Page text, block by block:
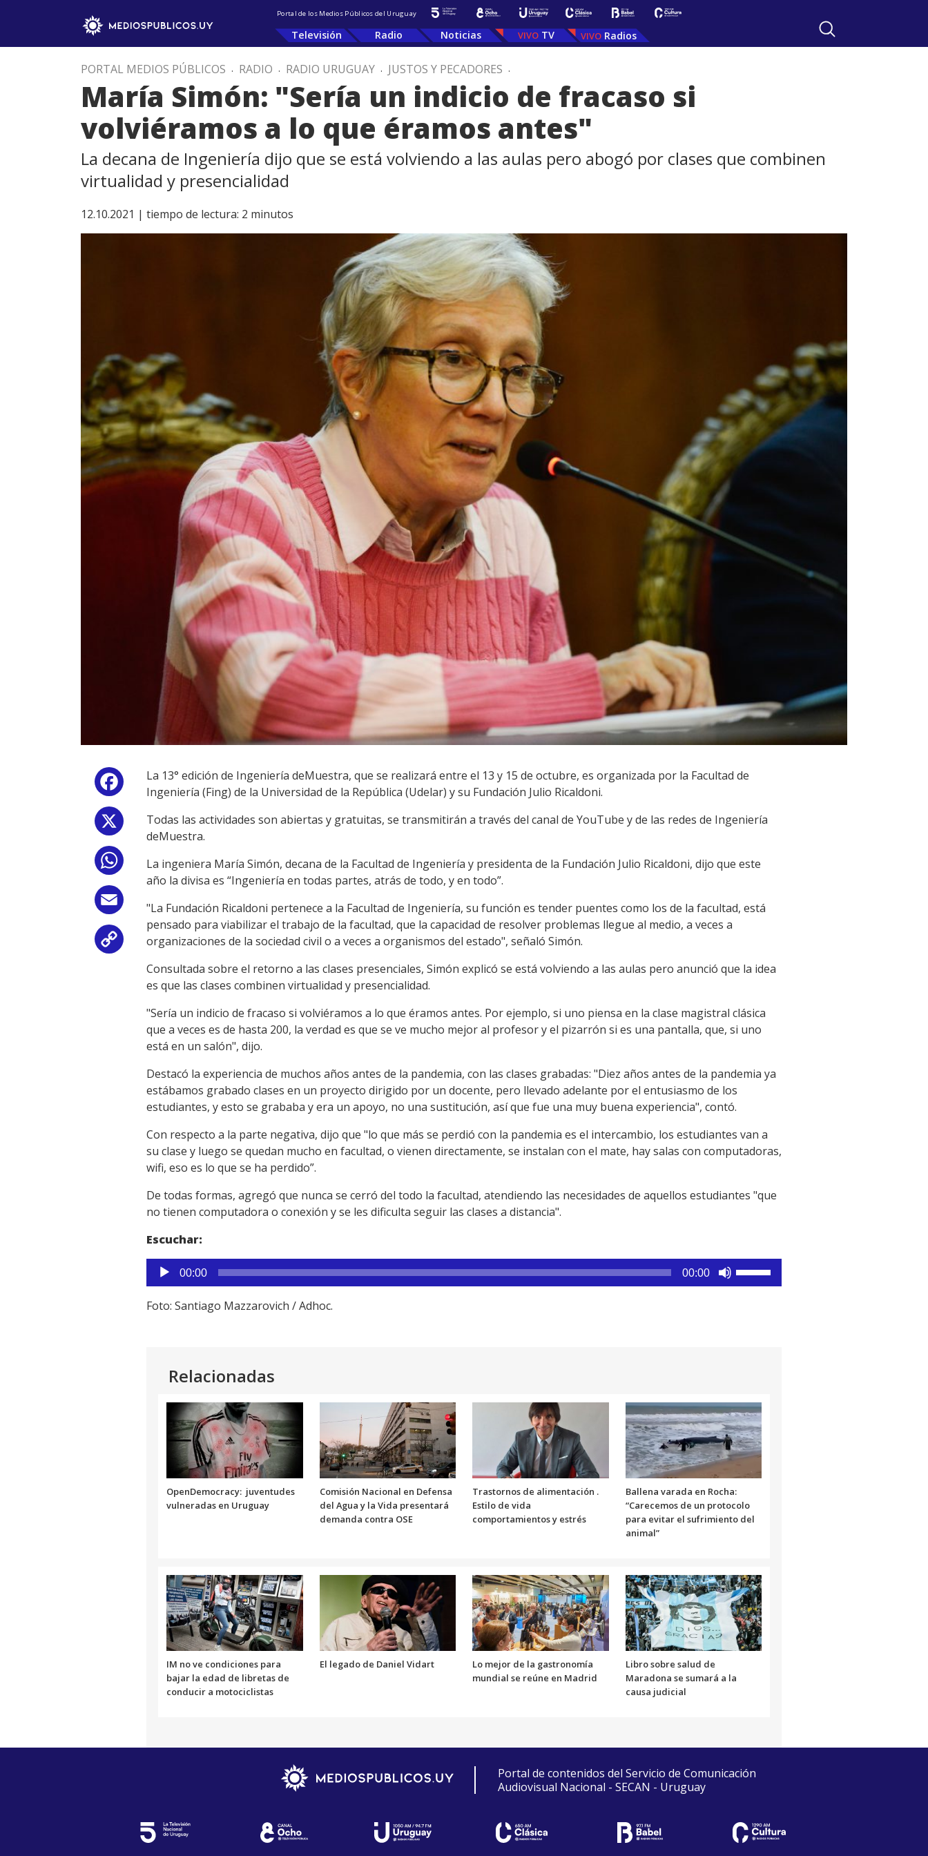
Portal de los Medios Públicos del Uruguay
Televisión Radio Noticias TV Radios
PORTAL MEDIOS PÚBLICOS . RADIO . RADIO URUGUAY . JUSTOS Y PECADORES .
María Simón: "Sería un indicio de fracaso si
volviéramos a lo que éramos antes"
La decana de Ingeniería dijo que se está volviendo a las aulas pero abogó por clases que combinen
virtualidad y presencialidad
12.10.2021 | tiempo de lectura: 2 minutos
Facebook
WhatsApp
Email
Copy
Link
La 13° edición de Ingeniería deMuestra, que se realizará entre el 13 y 15 de octubre, es organizada por la Facultad de
Ingeniería (Fing) de la Universidad de la República (Udelar) y su Fundación Julio Ricaldoni.
Todas las actividades son abiertas y gratuitas, se transmitirán a través del canal de YouTube y de las redes de Ingeniería
deMuestra.
La ingeniera María Simón, decana de la Facultad de Ingeniería y presidenta de la Fundación Julio Ricaldoni, dijo que este
año la divisa es “Ingeniería en todas partes, atrás de todo, y en todo”.
"La Fundación Ricaldoni pertenece a la Facultad de Ingeniería, su función es tender puentes como los de la facultad, está
pensado para viabilizar el trabajo de la facultad, que la capacidad de resolver problemas llegue al medio, a veces a
organizaciones de la sociedad civil o a veces a organismos del estado", señaló Simón.
Consultada sobre el retorno a las clases presenciales, Simón explicó se está volviendo a las aulas pero anunció que la idea
es que las clases combinen virtualidad y presencialidad.
"Sería un indicio de fracaso si volviéramos a lo que éramos antes. Por ejemplo, si uno piensa en la clase magistral clásica
que a veces es de hasta 200, la verdad es que se ve mucho mejor al profesor y el pizarrón si es una pantalla, que, si uno
está en un salón", dijo.
Destacó la experiencia de muchos años antes de la pandemia, con las clases grabadas: "Diez años antes de la pandemia ya
estábamos grabado clases en un proyecto dirigido por un docente, pero llevado adelante por el entusiasmo de los
estudiantes, y esto se grababa y era un apoyo, no una sustitución, así que fue una muy buena experiencia", contó.
Con respecto a la parte negativa, dijo que "lo que más se perdió con la pandemia es el intercambio, los estudiantes van a
su clase y luego se quedan mucho en facultad, o vienen directamente, se instalan con el mate, hay salas con computadoras,
wifi, eso es lo que se ha perdido”.
De todas formas, agregó que nunca se cerró del todo la facultad, atendiendo las necesidades de aquellos estudiantes "que
no tienen computadora o conexión y se les dificulta seguir las clases a distancia".
Escuchar:
Reproductor
de
audio
00:00 00:00
disminuir
el
volumen.
Foto: Santiago Mazzarovich / Adhoc.
Relacionadas
OpenDemocracy: juventudes
vulneradas en Uruguay
Comisión Nacional en Defensa
del Agua y la Vida presentará
demanda contra OSE
Trastornos de alimentación .
Estilo de vida
comportamientos y estrés
Ballena varada en Rocha:
“Carecemos de un protocolo
para evitar el sufrimiento del
animal”
IM no ve condiciones para
bajar la edad de libretas de
conducir a motociclistas
El legado de Daniel Vidart
Lo mejor de la gastronomía
mundial se reúne en Madrid
Libro sobre salud de
Maradona se sumará a la
causa judicial
Portal de contenidos del Servicio de Comunicación
Audiovisual Nacional - SECAN - Uruguay